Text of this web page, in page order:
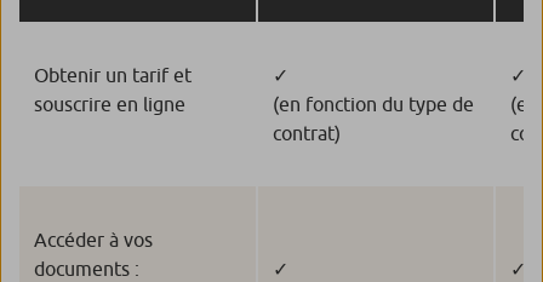
Obtenir un tarif et
souscrire en ligne
✓
(en fonction du type de
contrat)
✓
Accéder à vos
documents :
✓
✓